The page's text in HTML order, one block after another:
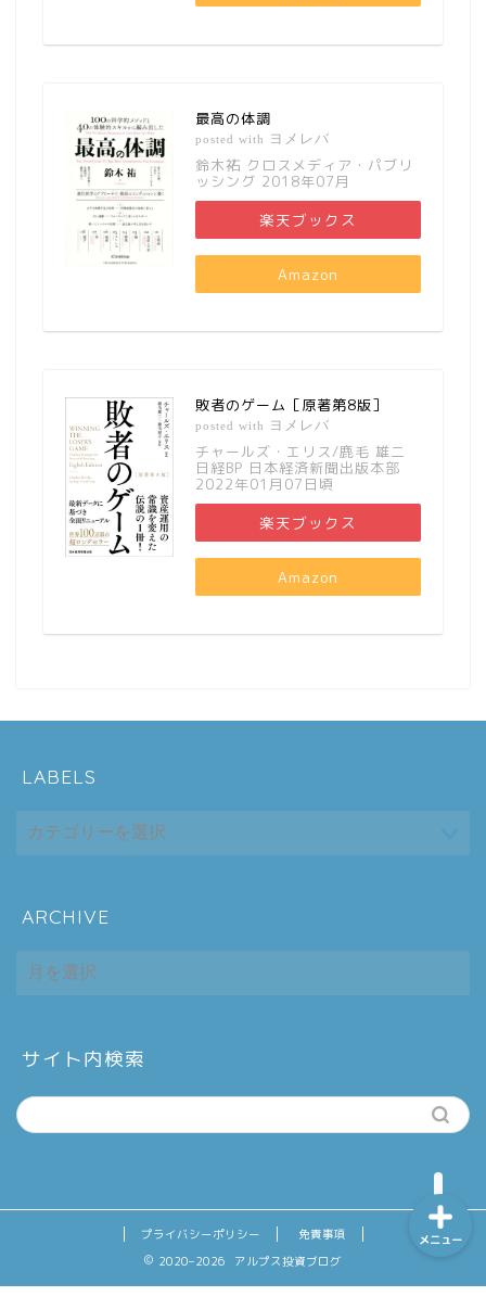
最高の体調
posted with ヨメレバ
鈴木祐 クロスメディア・パブリ
ッシング 2018年07月
楽天ブックス
Amazon
敗者のゲーム［原著第8版］
posted with ヨメレバ
チャールズ・エリス/鹿毛 雄二
日経BP 日本経済新聞出版本部
2022年01月07日頃
楽天ブックス
Amazon
LABELS
ARCHIVE
ARCHIVE
サイト内検索
プライバシーポリシー
免責事項
2020–2026 アルプス投資ブログ
メニュー